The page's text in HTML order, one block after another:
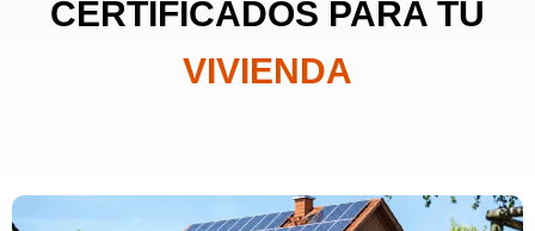
CERTIFICADOS PARA TU
VIVIENDA